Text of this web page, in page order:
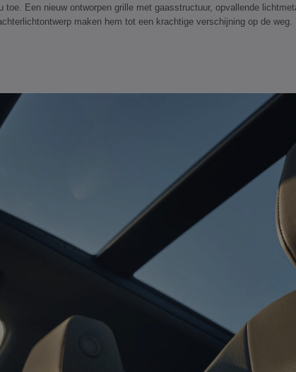
Een nieuw ontworpen grille met gaasstructuur, opvallende
maken hem tot een krachtige verschijning op de weg.